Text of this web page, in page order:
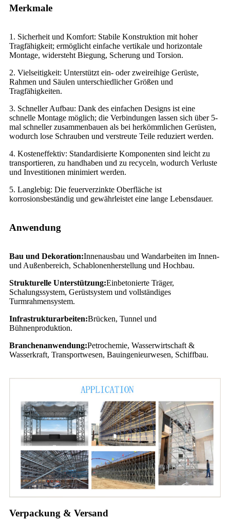
Merkmale
1. Sicherheit und Komfort: Stabile Konstruktion mit hoher
Tragfähigkeit; ermöglicht einfache vertikale und horizontale
Montage, widersteht Biegung, Scherung und Torsion.
2. Vielseitigkeit: Unterstützt ein- oder zweireihige Gerüste,
Rahmen und Säulen unterschiedlicher Größen und
Tragfähigkeiten.
3. Schneller Aufbau: Dank des einfachen Designs ist eine
schnelle Montage möglich; die Verbindungen lassen sich über 5-
mal schneller zusammenbauen als bei herkömmlichen Gerüsten,
wodurch lose Schrauben und verstreute Teile reduziert werden.
4. Kosteneffektiv: Standardisierte Komponenten sind leicht zu
transportieren, zu handhaben und zu recyceln, wodurch Verluste
und Investitionen minimiert werden.
5. Langlebig: Die feuerverzinkte Oberfläche ist
korrosionsbeständig und gewährleistet eine lange Lebensdauer.
Anwendung
Bau und Dekoration:Innenausbau und Wandarbeiten im Innen-
und Außenbereich, Schablonenherstellung und Hochbau.
Strukturelle Unterstützung:Einbetonierte Träger,
Schalungssystem, Gerüstsystem und vollständiges
Turmrahmensystem.
Infrastrukturarbeiten:Brücken, Tunnel und
Bühnenproduktion.
Branchenanwendung:Petrochemie, Wasserwirtschaft &
Wasserkraft, Transportwesen, Bauingenieurwesen, Schiffbau.
Verpackung & Versand